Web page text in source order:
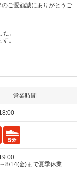
ご愛顧誠にありがとうご
。
。
営業時間
8/14(金)まで夏季休業